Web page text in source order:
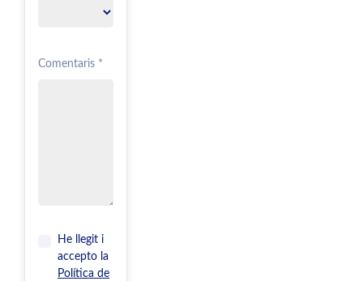
Comentaris *
He llegit i
accepto la
Política de